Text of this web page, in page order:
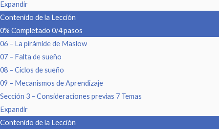
Expandir
Contenido de la Lección
0% Completado 0/4 pasos
06 – La pirámide de Maslow
07 – Falta de sueño
08 – Ciclos de sueño
09 – Mecanismos de Aprendizaje
Sección 3 – Consideraciones previas 7 Temas
Expandir
Contenido de la Lección